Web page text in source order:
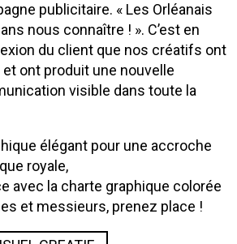
publicitaire. « Les Orléanais
nous connaître ! ». C’est en
du client que nos créatifs ont
ont produit une nouvelle
visible dans toute la
élégant pour une accroche
royale,
avec la charte graphique colorée
et messieurs, prenez place !